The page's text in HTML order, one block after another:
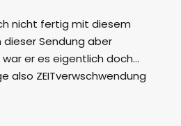
nicht fertig mit diesem
dieser Sendung aber
er es eigentlich doch…
also ZEITverwschwendung